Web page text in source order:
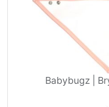
Babybugz |